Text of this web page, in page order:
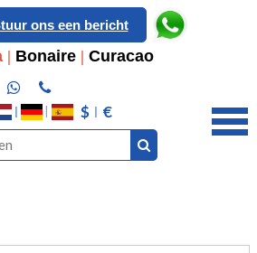
ons een bericht
| Bonaire| Curacao
$ €